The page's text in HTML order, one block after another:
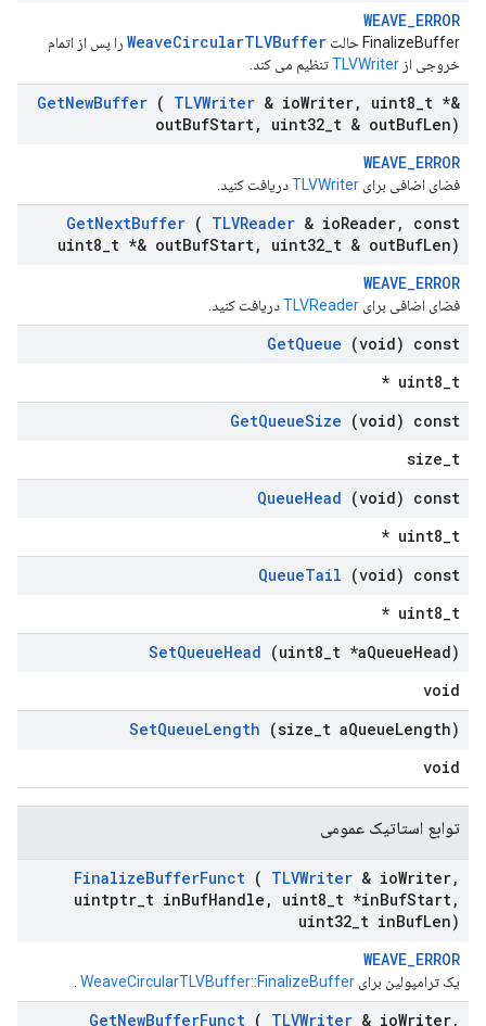
WEAVE_ERROR
FinalizeBuffer حالت WeaveCircularTLVBuffer را پس از اتمام
خروجی از TLVWriterتنظیم می کند.
GetNewBuffer ( TLVWriter & ioWriter, uint8 t *&
outBufStart, uint32 t & outBufLen)
WEAVE_ERROR
فضای اضافی برای TLVWriterدریافت کنید.
GetNextBuffer ( TLVReader & ioReader,
const
uint8 t *& outBufStart, uint32 t & outBufLen)
WEAVE_ERROR
فضای اضافی برای TLVReaderدریافت کنید.
GetQueue (void) const
uint8_t *
GetQueueSize (void) const
size_t
QueueHead (void) const
uint8_t *
QueueTail (void) const
uint8_t *
SetQueueHead (uint8 t *aQueueHead)
void
SetQueueLength (size t aQueueLength)
void
توابع استاتیک عمومی
FinalizeBufferFunct ( TLVWriter & ioWriter,
uintptr t inBufHandle , uint8 t *inBufStart,
uint32 t inBufLen)
WEAVE_ERROR
یک ترامپولین برای WeaveCircularTLVBuffer::FinalizeBuffer
GetNewBufferFunct ( TLVWriter & ioWriter,